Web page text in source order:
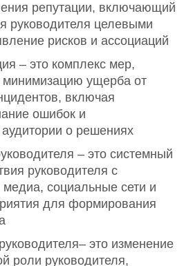
репутации, включающий
руководителя целевыми
рисков и ассоциаций
– это комплекс мер,
ущерба от
включая
ошибок и
о решениях
– это системный
руководителя с
медиа, социальные сети и
для формирования
это изменение
роли руководителя,